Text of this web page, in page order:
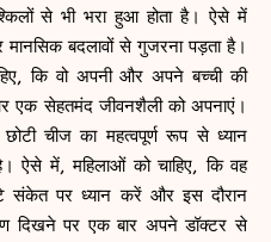
से भी भरा हुआ होता है। ऐसे में
बदलावों से गुजरना पड़ता है।
कि वो अपनी और अपने बच्ची की
सेहतमंद जीवनशैली को अपनाएं।
चीज का महत्वपूर्ण रूप से ध्यान
ऐसे में, महिलाओं को चाहिए, कि वह
संकेत पर ध्यान करें और इस दौरान
दिखने पर एक बार अपने डॉक्टर से